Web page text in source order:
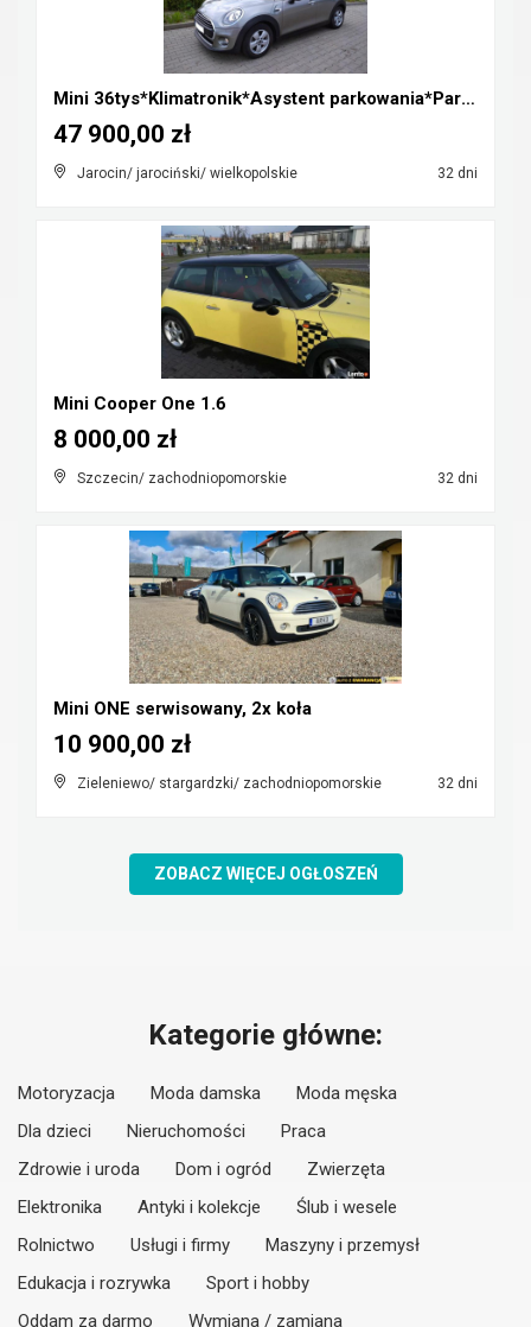
Mini 36tys*Klimatronik*Asystent parkowania*Parki p...
Jarocin/ jarociński/ wielkopolskie 32 dni
47 900,00 zł
Mini Cooper One 1.6
Szczecin/ zachodniopomorskie 32 dni
8 000,00 zł
Mini ONE serwisowany, 2x koła
Zieleniewo/ stargardzki/ zachodniopomorskie 32 dni
10 900,00 zł
ZOBACZ WIĘCEJ OGŁOSZEŃ
Kategorie główne:
Motoryzacja Moda damska
Moda męska
Dla dzieci
Nieruchomości
Praca
Zdrowie i uroda
Dom i ogród
Zwierzęta
Elektronika
Antyki i kolekcje
Ślub i wesele
Rolnictwo
Usługi i firmy
Maszyny i przemysł
Edukacja i rozrywka
Sport i hobby
Oddam za darmo
Wymiana / zamiana